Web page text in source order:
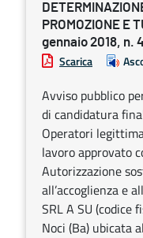
PROMOZIONE E
gennaio 2018, n. 4
Scarica
Avviso pubblico
di candidatura
Operatori
lavoro approvato
Autorizzazione
all’accoglienza e
SRL A SU (codice
Noci (Ba) ubicata